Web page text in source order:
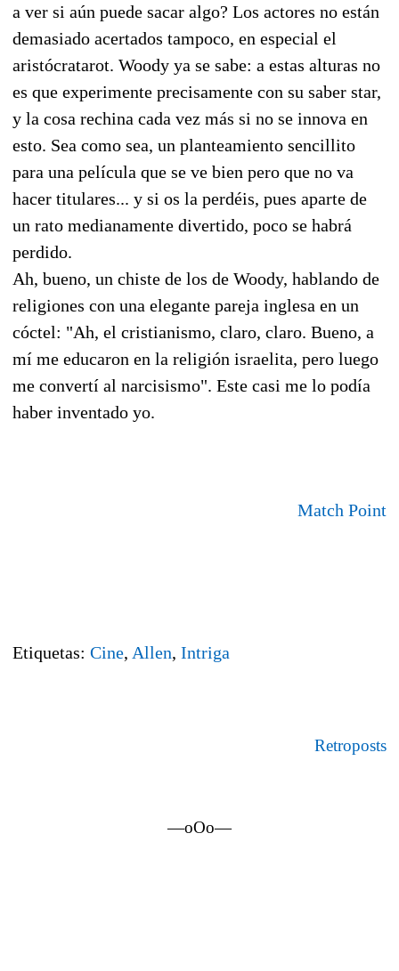
a ver si aún puede sacar algo? Los actores no están
demasiado acertados tampoco, en especial el
aristócratarot. Woody ya se sabe: a estas alturas no
es que experimente precisamente con su saber star,
y la cosa rechina cada vez más si no se innova en
esto. Sea como sea, un planteamiento sencillito
para una película que se ve bien pero que no va
hacer titulares... y si os la perdéis, pues aparte de
un rato medianamente divertido, poco se habrá
perdido.
Ah, bueno, un chiste de los de Woody, hablando de
religiones con una elegante pareja inglesa en un
cóctel: "Ah, el cristianismo, claro, claro. Bueno, a
mí me educaron en la religión israelita, pero luego
me convertí al narcisismo". Este casi me lo podía
haber inventado yo.
Match Point
Etiquetas: Cine, Allen, Intriga
Retroposts
—oOo—